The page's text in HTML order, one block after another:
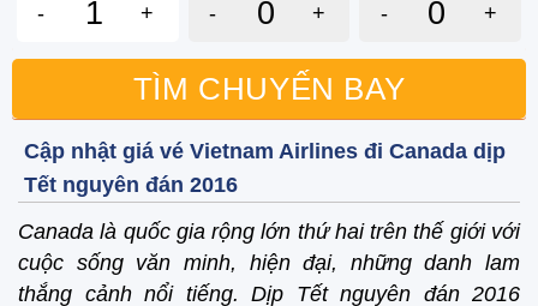
- + - + - +
TÌM CHUYẾN BAY
Cập nhật giá vé Vietnam Airlines đi Canada dịp
Tết nguyên đán 2016
Canada là quốc gia rộng lớn thứ hai trên thế giới với
cuộc sống văn minh, hiện đại, những danh lam
thắng cảnh nổi tiếng. Dịp Tết nguyên đán 2016